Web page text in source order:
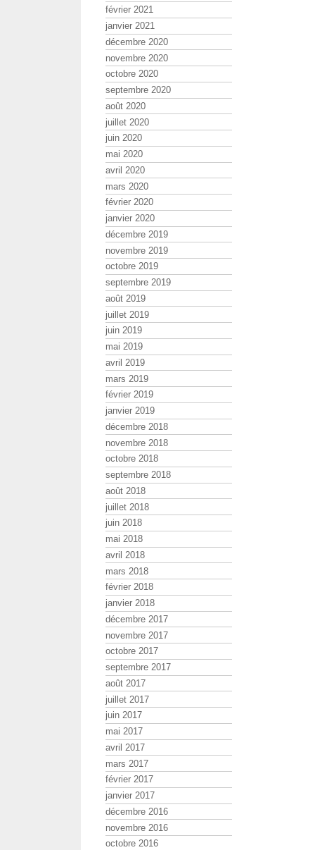
février 2021
janvier 2021
décembre 2020
novembre 2020
octobre 2020
septembre 2020
août 2020
juillet 2020
juin 2020
mai 2020
avril 2020
mars 2020
février 2020
janvier 2020
décembre 2019
novembre 2019
octobre 2019
septembre 2019
août 2019
juillet 2019
juin 2019
mai 2019
avril 2019
mars 2019
février 2019
janvier 2019
décembre 2018
novembre 2018
octobre 2018
septembre 2018
août 2018
juillet 2018
juin 2018
mai 2018
avril 2018
mars 2018
février 2018
janvier 2018
décembre 2017
novembre 2017
octobre 2017
septembre 2017
août 2017
juillet 2017
juin 2017
mai 2017
avril 2017
mars 2017
février 2017
janvier 2017
décembre 2016
novembre 2016
octobre 2016